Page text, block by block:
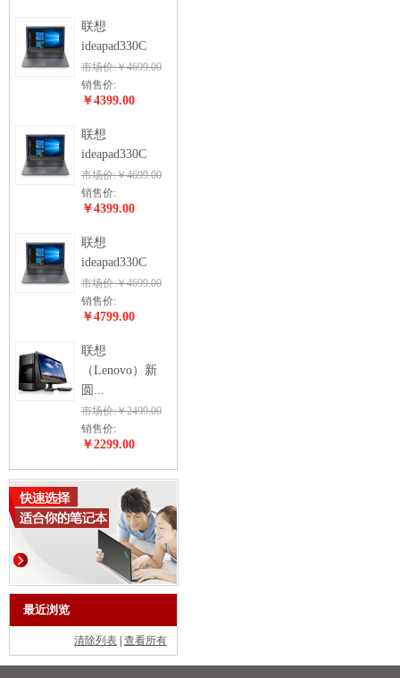
联想
ideapad330C
市场价:￥4699.00
销售价:
￥4399.00
联想
ideapad330C
市场价:￥4699.00
销售价:
￥4399.00
联想
ideapad330C
市场价:￥4699.00
销售价:
￥4799.00
联想
（Lenovo）新
圆...
市场价:￥2499.00
销售价:
￥2299.00
最近浏览
清除列表 查看所有